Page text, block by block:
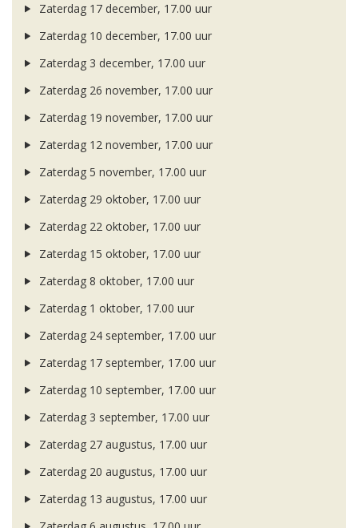
Zaterdag 17 december, 17.00 uur
Zaterdag 10 december, 17.00 uur
Zaterdag 3 december, 17.00 uur
Zaterdag 26 november, 17.00 uur
Zaterdag 19 november, 17.00 uur
Zaterdag 12 november, 17.00 uur
Zaterdag 5 november, 17.00 uur
Zaterdag 29 oktober, 17.00 uur
Zaterdag 22 oktober, 17.00 uur
Zaterdag 15 oktober, 17.00 uur
Zaterdag 8 oktober, 17.00 uur
Zaterdag 1 oktober, 17.00 uur
Zaterdag 24 september, 17.00 uur
Zaterdag 17 september, 17.00 uur
Zaterdag 10 september, 17.00 uur
Zaterdag 3 september, 17.00 uur
Zaterdag 27 augustus, 17.00 uur
Zaterdag 20 augustus, 17.00 uur
Zaterdag 13 augustus, 17.00 uur